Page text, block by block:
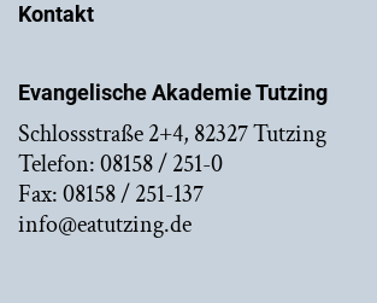
Evangelische Akademie Tutzing
Schlossstraße 2+4, 82327 Tutzing
Telefon: 08158 / 251-0
Fax: 08158 / 251-137
info@eatutzing.de
Kontakt